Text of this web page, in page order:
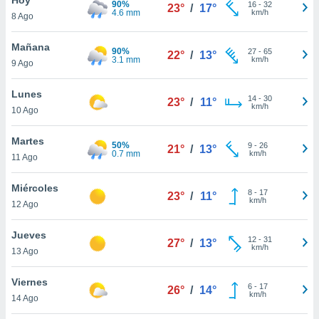
y
en
más
de
8 Ago
90%
4.6 mm
23° / 17° 16- 32
km/h
Mañana
9 Ago
90%
3.1 mm
22° / 13° 27- 65
km/h
Lunes
10 Ago
23° / 11° 14- 30
km/h
Martes
11 Ago
50%
0.7 mm
21° / 13° 9- 26
km/h
Miércoles
12 Ago
23° / 11° 8- 17
km/h
Jueves
13 Ago
27° / 13° 12- 31
km/h
Viernes
14 Ago
26° / 14° 6- 17
km/h